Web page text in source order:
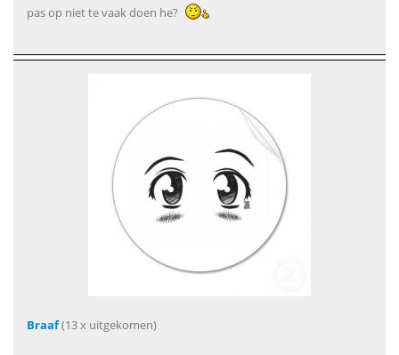
pas op niet te vaak doen he?
Braaf(13 x uitgekomen)